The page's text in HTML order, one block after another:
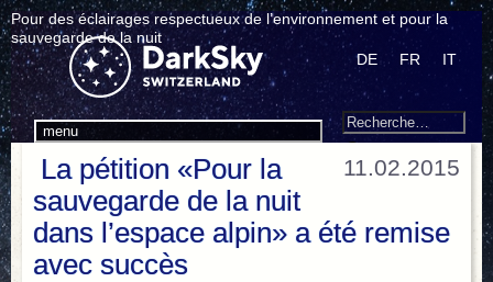
Pour des éclairages respectueux de l’environnement et pour la
sauvegarde de la nuit
menu
DE FR IT
Search
Recherche
11.02.2015
La pétition «Pour la
sauvegarde de la nuit
dans l’espace alpin» a été remise
avec succès